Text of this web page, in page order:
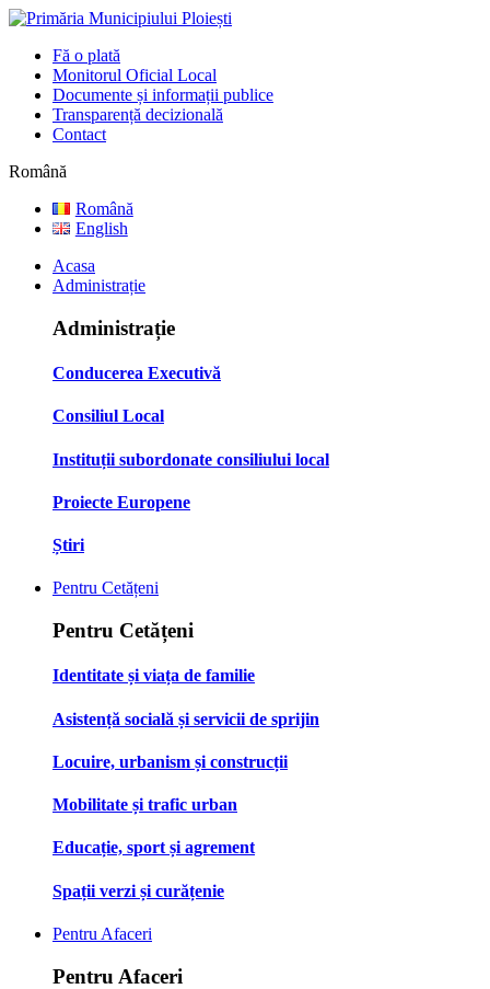
Fă o plată
Monitorul Oficial Local
Documente și informații publice
Transparență decizională
Contact
Română
Română
English
Acasa
Administrație
Administrație
Conducerea Executivă
Consiliul Local
Instituții subordonate consiliului local
Proiecte Europene
Știri
Pentru Cetățeni
Pentru Cetățeni
Identitate și viața de familie
Asistență socială și servicii de sprijin
Locuire, urbanism și construcții
Mobilitate și trafic urban
Educație, sport și agrement
Spații verzi și curățenie
Pentru Afaceri
Pentru Afaceri